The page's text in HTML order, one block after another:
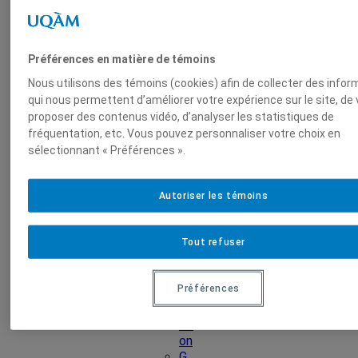
n
e
s
Ar
ts
o
m
m
un
ic
ati
on
Éd
uc
on
Préférences en matière de témoins
Nous utilisons des témoins (cookies) afin de collecter des
qui nous permettent d’améliorer votre expérience sur le site, de
proposer des contenus vidéo, d’analyser les statistiques de
fréquentation, etc. Vous pouvez personnaliser votre choix en
sélectionnant « Préférences ».
Tout refuser
Autoriser les témoins
Préférences